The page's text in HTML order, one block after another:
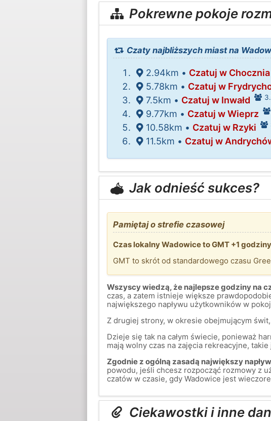
Pokrewne pokoje
Czaty najbliższych miast na
2.94km • Czatuj w Chocznia
5.78km • Czatuj w
7.5km • Czatuj w Inwałd
9.77km • Czatuj w Wieprz
10.58km • Czatuj w Rzyki
11.5km • Czatuj w
Jak odnieść sukces?
Pamiętaj o strefie czasowej
Czas lokalny Wadowice to GMT +1
GMT to skrót od standardowego czasu
Wszyscy wiedzą, że najlepsze godziny na
czas, a zatem istnieje większe
największego napływu użytkowników w
Z drugiej strony, w okresie obejmującym
Dzieje się tak na całym świecie, ponieważ
mają wolny czas na zajęcia rekreacyjne,
Zgodnie z ogólną zasadą największy
powodu, jeśli chcesz rozpocząć rozmowy z
czatów w czasie, gdy Wadowice jest
Ciekawostki i inne